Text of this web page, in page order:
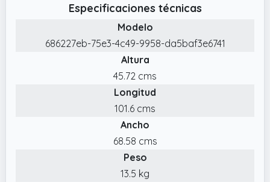
inyectado es fuerte e impermeable,
proporcionando mayor durabilidad al
producto.
✔️ Asiento: Cuenta con un asiento y respaldo
anatómicos, tapizados con espumas
laminadas de alta calidad que ofrecen una
✔️ Ecológicamente sostenible: El
polipropileno inyectado utilizado en la
fabricación de los productos de Dompel es
limpio, no tóxico, los residuos son mínimos y
Especificaciones técnicas
Modelo
686227eb-75e3-4c49-9958-da5baf3e6741
Altura
45.72 cms
Longitud
101.6 cms
Ancho
68.58 cms
Peso
13.5 kg